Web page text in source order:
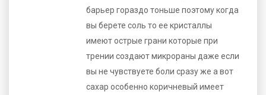
барьер гораздо тоньше поэтому когда
вы берете соль то ее кристаллы
имеют острые грани которые при
трении создают микрораны даже если
вы не чувствуете боли сразу же а вот
сахар особенно коричневый имеет